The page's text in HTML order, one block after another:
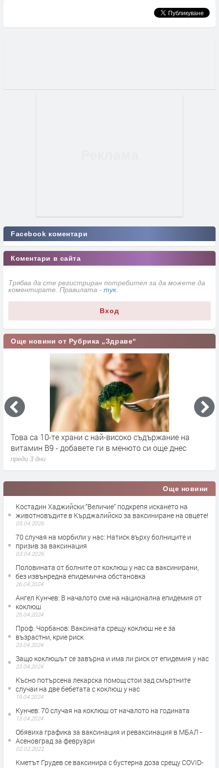
Facebook коментари
Коментари в сайта
Трябва да сте регистриран потребител за да можете да
коментирате. Правилата - тук.
Вход
Още новини от Рубрика „Здраве“
Това са 10-те храни с най-високо съдържание на
витамин B9 - добавете ги в менюто си още днес
преди 3 дни
Още новини
Костадин Хаджийски:“Величие“ подкрепя искането на
животновъдите в Кърджалийско за ваксиниране на овцете!
05.04.2026
70 случая на морбили у нас: Натиск върху болниците и
призив за ваксинация
03.04.2026
Половината от болните от коклюш у нас са ваксинирани,
без извънредна епидемична обстановка
26.04.2024
Ангел Кунчев: В началото сме на национална епидемия от
коклюш
25.04.2024
Проф. Чорбанов: Ваксината срещу коклюш не е за
възрастни, крие риск
23.04.2024
Защо коклюшът се завърна и има ли риск от епидемия у нас
23.04.2024
Късно потърсена лекарска помощ стои зад смъртните
случаи на две бебетата с коклюш у нас
19.04.2024
Кунчев: 70 случая на коклюш от началото на годината
13.04.2024
Обявиха графика за ваксинация и реваксинация в МБАЛ -
Асеновград за февруари
02.02.2022
Кметът Грудев се ваксинира с бустерна доза срещу COVID-